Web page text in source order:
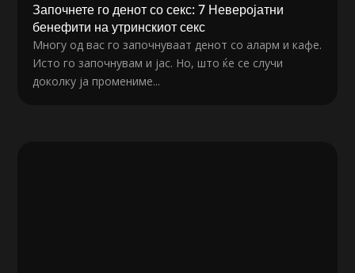
Започнете го денот со секс: 7 Неверојатни
бенефити на утринскиот секс
Многу од вас го започнуваат денот со аларм и кафе.
Исто го започнувам и јас. Но, што ќе се случи
доколку ја промениме...